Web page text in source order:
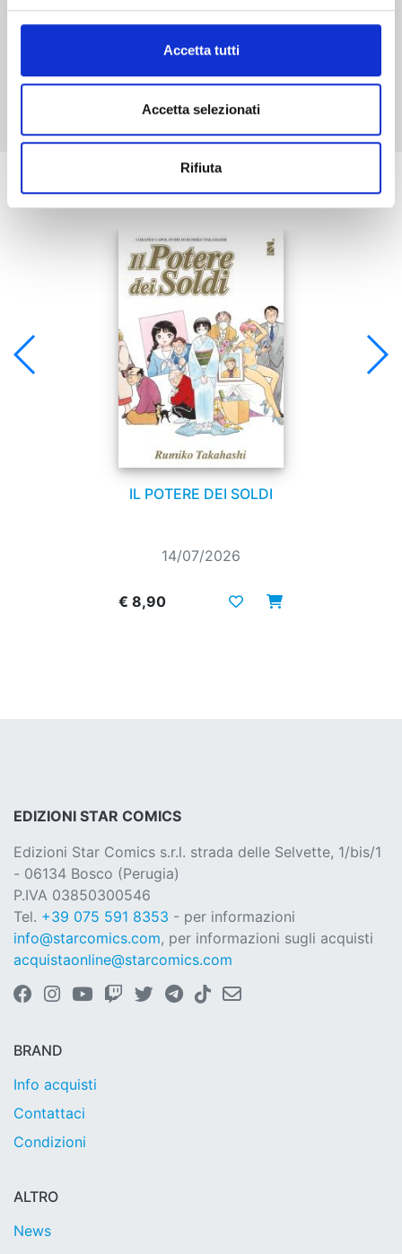
Accetta tutti
Accetta selezionati
Rifiuta
Mostra tutto
Se ti è piaciuto prova anche:
IL POTERE DEI SOLDI
14/07/2026
€ 8,90
EDIZIONI STAR COMICS
Edizioni Star Comics s.r.l. strada delle Selvette, 1/bis/1
- 06134 Bosco (Perugia)
P.IVA 03850300546
Tel. +39 075 591 8353 - per informazioni
info@starcomics.com, per informazioni sugli acquisti
acquistaonline@starcomics.com
BRAND
Info acquisti
Contattaci
Condizioni
ALTRO
News